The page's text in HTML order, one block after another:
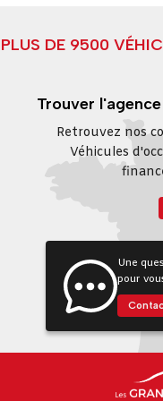
PLUS DE 9500
Trouver
Retrouvez nos
Véhicules
Une
pour